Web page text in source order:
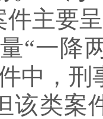
件主要
“一降
中，
该类案